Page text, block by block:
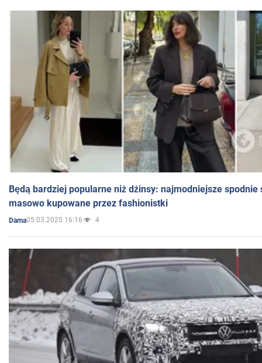
Będą bardziej popularne niż dżinsy: najmodniejsze spodnie
masowo kupowane przez fashionistki
Dama05.03.2025 16:16 4